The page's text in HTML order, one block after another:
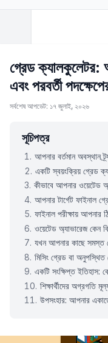
গ্রেড ক্যালকুলেটর:
এবং পরবর্তী
সর্বশেষ আপডেট: ১৭ জুলাই, ২০২৬
সূচিপত্র
আপনার বর্তমান অবস্থান
একটি স্বয়ংক্রিয় গ্রেড
কীভাবে আপনার ওয়েটেড
আপনার টার্গেট ফাইনাল
ফাইনাল পরীক্ষায় আপনার
ওয়েটেড অ্যাভারেজ কেন
যখন আপনার কাছে সমস্ত
মিসিং গ্রেড বা
একটি সংক্ষিপ্ত ইতিহাস:
শিক্ষার্থীদের অগ্রগতি
উপসংহার: আপনার